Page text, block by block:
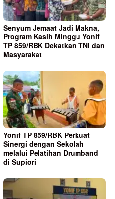
Senyum Jemaat Jadi Makna,
Program Kasih Minggu Yonif
TP 859/RBK Dekatkan TNI dan
Masyarakat
Yonif TP 859/RBK Perkuat
Sinergi dengan Sekolah
melalui Pelatihan Drumband
di Supiori